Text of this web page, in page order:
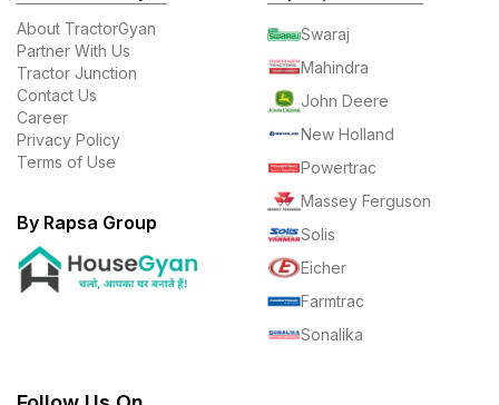
About TractorGyan
Partner With Us
Tractor Junction
Contact Us
Career
Privacy Policy
Terms of Use
By Rapsa Group
Swaraj
Mahindra
John Deere
New Holland
Powertrac
Massey Ferguson
Solis
Eicher
Farmtrac
Sonalika